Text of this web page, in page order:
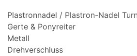
Plastronnadel / Plastron-Nadel
Gerte & Ponyreiter
Metall
Drehverschluss